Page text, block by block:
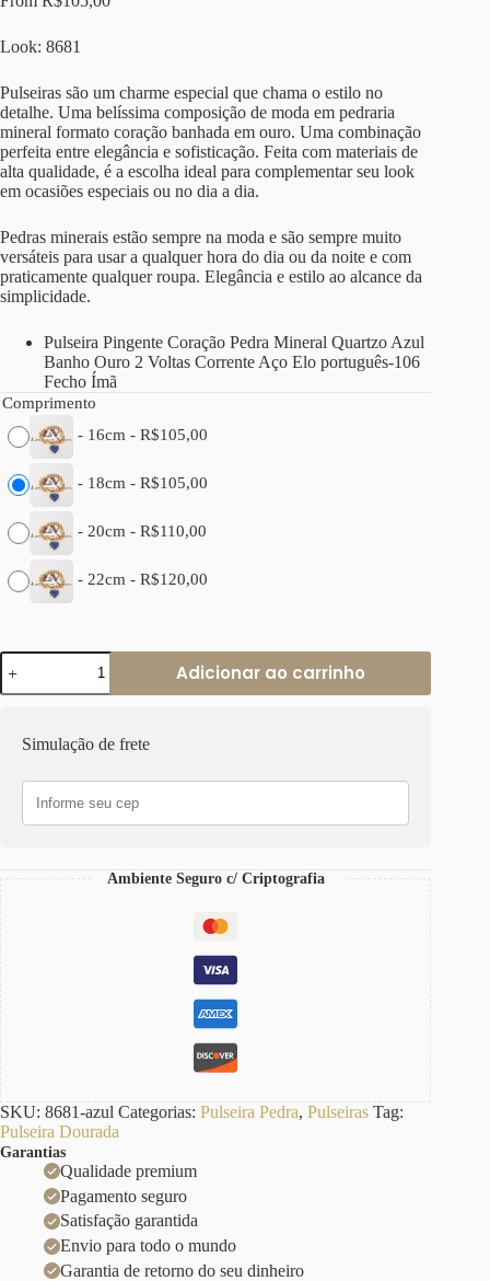
Look: 8681
Pulseiras são um charme especial que chama o estilo no
detalhe. Uma belíssima composição de moda em pedraria
mineral formato coração banhada em ouro. Uma combinação
perfeita entre elegância e sofisticação. Feita com materiais de
alta qualidade, é a escolha ideal para complementar seu look
em ocasiões especiais ou no dia a dia.
Pedras minerais estão sempre na moda e são sempre muito
versáteis para usar a qualquer hora do dia ou da noite e com
praticamente qualquer roupa. Elegância e estilo ao alcance da
simplicidade.
Pulseira Pingente Coração Pedra Mineral Quartzo Azul
Banho Ouro 2 Voltas Corrente Aço Elo português-106
Fecho Ímã
Comprimento
- 16cm - R$105,00
- 18cm - R$105,00
- 20cm - R$110,00
- 22cm - R$120,00
Pulseira
Coração
Pedra
Azul
Ouro
Português
Adicionar ao carrinho
Simulação de frete
Ambiente Seguro c/ Criptografia
SKU: 8681-azul Categorias: Pulseira Pedra, Pulseiras Tag:
Pulseira Dourada
Garantias
Qualidade premium
Pagamento seguro
Satisfação garantida
Envio para todo o mundo
Garantia de retorno do seu dinheiro